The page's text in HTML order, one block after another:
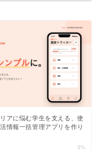
アに悩む学生を支える、使
情報一括管理アプリを作り
0%